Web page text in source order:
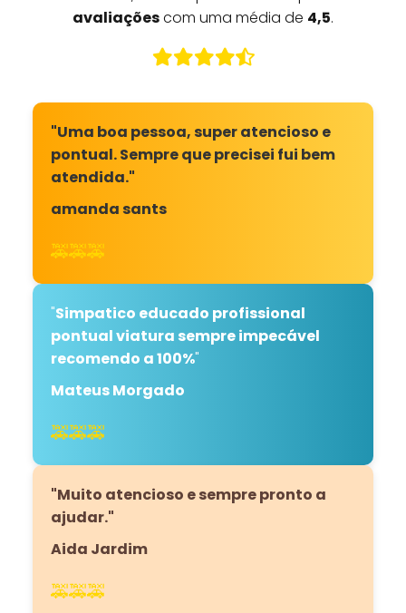
avaliaçõescom uma média de 4,5.
"Uma boa pessoa, super atencioso e
pontual. Sempre que precisei fui bem
atendida."
amanda sants
🚕🚕🚕
"Simpatico educado profissional
pontual viatura sempre impecável
recomendo a 100%"
Mateus Morgado
🚕🚕🚕
"Muito atencioso e sempre pronto a
ajudar."
Aida Jardim
🚕🚕🚕